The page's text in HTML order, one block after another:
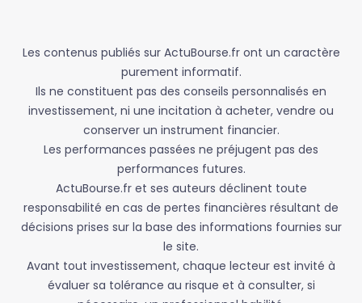
Les contenus publiés sur ActuBourse.fr ont un caractère
purement informatif.
Ils ne constituent pas des conseils personnalisés en
investissement, ni une incitation à acheter, vendre ou
conserver un instrument financier.
Les performances passées ne préjugent pas des
performances futures.
ActuBourse.fr et ses auteurs déclinent toute
responsabilité en cas de pertes financières résultant de
décisions prises sur la base des informations fournies sur
le site.
Avant tout investissement, chaque lecteur est invité à
évaluer sa tolérance au risque et à consulter, si